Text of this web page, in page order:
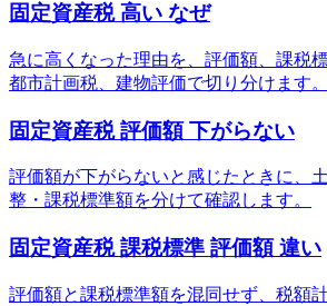
固定資産税 高い なぜ
急に高くなった理由を、評価額、課税
都市計画税、建物評価で切り分けます。
固定資産税 評価額 下がらない
評価額が下がらないと感じたときに、
整・課税標準額を分けて確認します。
固定資産税 課税標準 評価額 違い
評価額と課税標準額を混同せず、税額